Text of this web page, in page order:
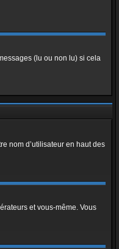
(lu ou non lu) si cela
nom d’utilisateur en haut des
et vous-même. Vous